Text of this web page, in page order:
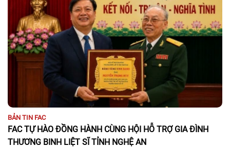
BẢN TIN FAC
FAC TỰ HÀO ĐỒNG HÀNH CÙNG HỘI HỖ TRỢ GIA ĐÌNH
THƯƠNG BINH LIỆT SĨ TỈNH NGHỆ AN